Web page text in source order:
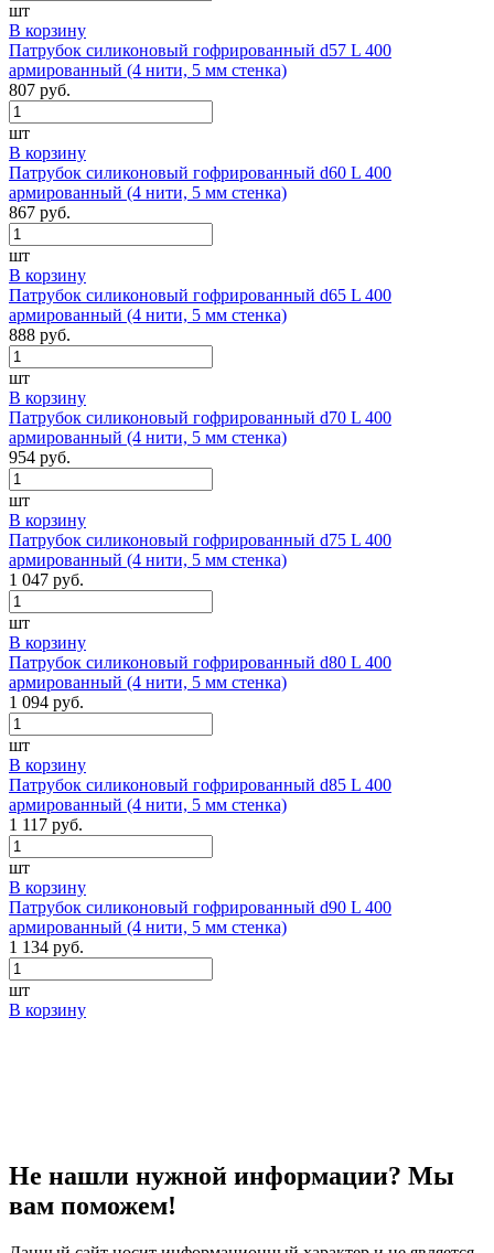
шт
В корзину
Патрубок силиконовый гофрированный d57 L 400
армированный (4 нити, 5 мм стенка)
807 руб.
шт
В корзину
Патрубок силиконовый гофрированный d60 L 400
армированный (4 нити, 5 мм стенка)
867 руб.
шт
В корзину
Патрубок силиконовый гофрированный d65 L 400
армированный (4 нити, 5 мм стенка)
888 руб.
шт
В корзину
Патрубок силиконовый гофрированный d70 L 400
армированный (4 нити, 5 мм стенка)
954 руб.
шт
В корзину
Патрубок силиконовый гофрированный d75 L 400
армированный (4 нити, 5 мм стенка)
1 047 руб.
шт
В корзину
Патрубок силиконовый гофрированный d80 L 400
армированный (4 нити, 5 мм стенка)
1 094 руб.
шт
В корзину
Патрубок силиконовый гофрированный d85 L 400
армированный (4 нити, 5 мм стенка)
1 117 руб.
шт
В корзину
Патрубок силиконовый гофрированный d90 L 400
армированный (4 нити, 5 мм стенка)
1 134 руб.
шт
В корзину
Не нашли нужной информации? Мы
вам поможем!